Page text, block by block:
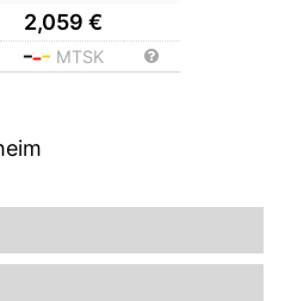
2,059 €
MTSK